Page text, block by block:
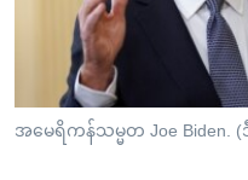
စာမျက်နှာ
ကြည့်
ဗွီအိုအေ လူမှုကွန်ယက်များ
အမေရိကန်သမ္မတ Joe Biden. (